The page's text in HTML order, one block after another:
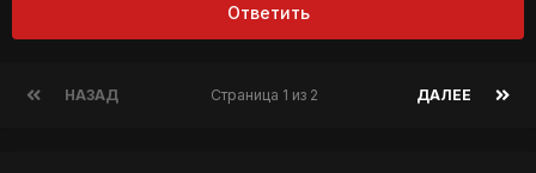
Ответить
НАЗАД ДАЛЕЕ
Страница 1 из 2